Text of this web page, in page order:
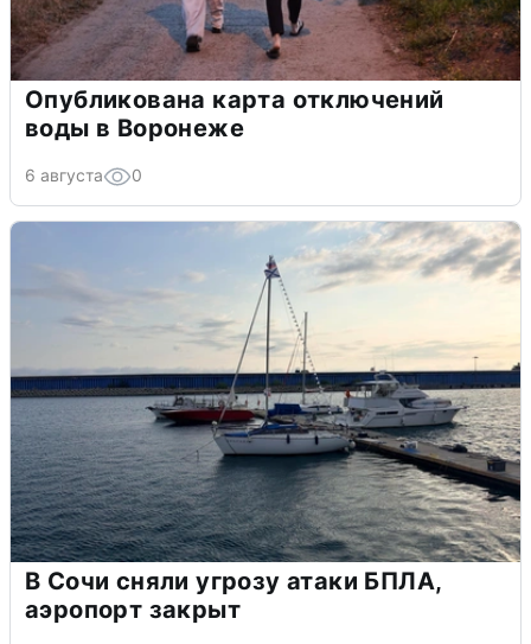
Опубликована карта отключений
воды в Воронеже
6 августа 0
В Сочи сняли угрозу атаки БПЛА,
аэропорт закрыт